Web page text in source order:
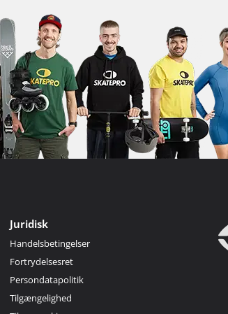
Juridisk
Handelsbetingelser
Fortrydelsesret
Persondatapolitik
Tilgængelighed